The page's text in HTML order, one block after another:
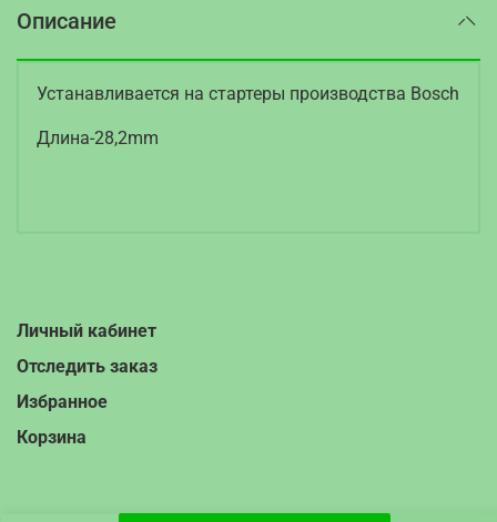
Описание
Устанавливается на стартеры производства Bosch
Длина-28,2mm
Личный кабинет
Отследить заказ
Избранное
Корзина